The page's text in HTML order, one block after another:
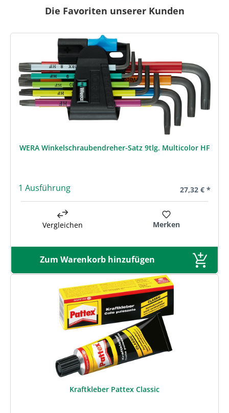
Die Favoriten unserer Kunden
Produktgalerie überspringen
WERA Winkelschraubendreher-Satz 9tlg. Multicolor HF
1 Ausführung Regulärer
27,32 € *
Vergleichen Merken
Zum Warenkorb hinzufügen
Kraftkleber Pattex Classic